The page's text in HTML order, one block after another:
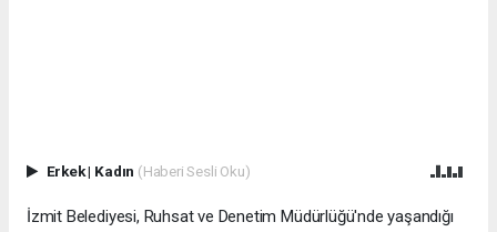
Erkek| Kadın (Haberi Sesli Oku)
İzmit Belediyesi, Ruhsat ve Denetim Müdürlüğü'nde yaşandığı